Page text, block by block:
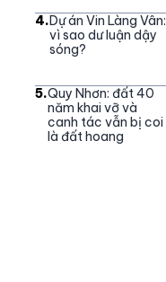
4.Dự án Vin Làng Vân:
vì sao dư luận dậy
sóng?
5.Quy Nhơn: đất 40
năm khai vỡ và
canh tác vẫn bị coi
là đất hoang